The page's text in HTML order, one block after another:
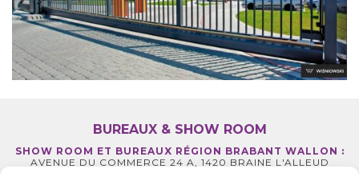
BUREAUX & SHOW ROOM
SHOW ROOM ET BUREAUX RÉGION BRABANT WALLON :
AVENUE DU COMMERCE 24 A, 1420 BRAINE L'ALLEUD